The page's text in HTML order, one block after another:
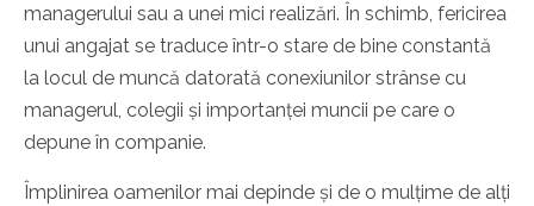
managerului sau a unei mici realizări. În schimb, fericirea
unui angajat se traduce într-o stare de bine constantă
la locul de muncă datorată conexiunilor strânse cu
managerul, colegii și importanței muncii pe care o
depune în companie.
Împlinirea oamenilor mai depinde și de o mulțime de alți